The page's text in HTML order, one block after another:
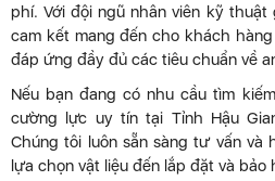
phí. Với đội ngũ nhân viên kỹ
cam kết mang đến cho khách
đáp ứng đầy đủ các tiêu chuẩn về
Nếu bạn đang có nhu cầu tìm
cường lực uy tín tại Tỉnh Hậu
Chúng tôi luôn sẵn sàng tư vấn
lựa chọn vật liệu đến lắp đặt và bảo